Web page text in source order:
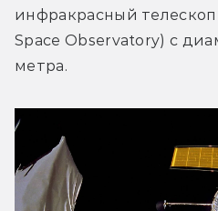
инфракрасный телескоп
Space Observatory) с
метра.